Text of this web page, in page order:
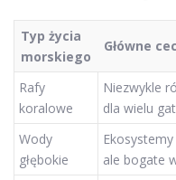
Typ życia
morskiego
Główne
Rafy
koralowe
Niezwykle
dla wielu
Wody
głębokie
ale bogate